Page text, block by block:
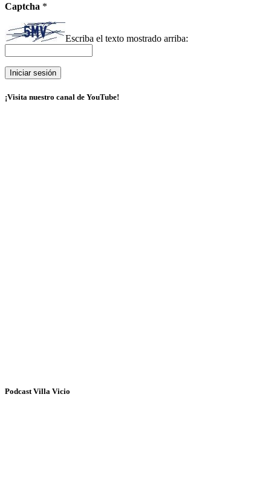
Captcha *
Escriba el texto mostrado arriba:
¡Visita nuestro canal de YouTube!
Podcast Villa Vicio